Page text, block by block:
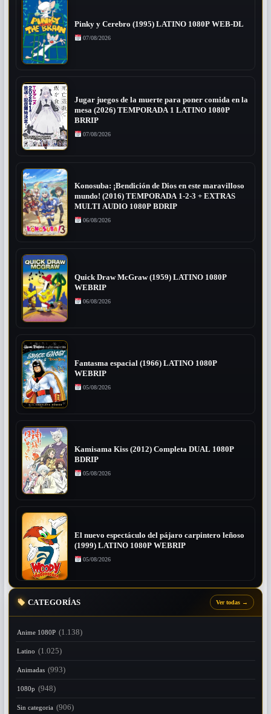
Pinky y Cerebro (1995) LATINO 1080P WEB-DL
07/08/2026
Jugar juegos de la muerte para poner comida en la
mesa (2026) TEMPORADA 1 LATINO 1080P
BRRIP
07/08/2026
Konosuba: ¡Bendición de Dios en este maravilloso
mundo! (2016) TEMPORADA 1-2-3 + EXTRAS
MULTI AUDIO 1080P BDRIP
06/08/2026
Quick Draw McGraw (1959) LATINO 1080P
WEBRIP
06/08/2026
Fantasma espacial (1966) LATINO 1080P
WEBRIP
05/08/2026
Kamisama Kiss (2012) Completa DUAL 1080P
BDRIP
05/08/2026
El nuevo espectáculo del pájaro carpintero leñoso
(1999) LATINO 1080P WEBRIP
05/08/2026
CATEGORÍAS Ver todas →
Anime 1080P (1.138)
Latino (1.025)
Animadas (993)
1080p (948)
Sin categoria (906)